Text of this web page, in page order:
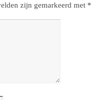
zijn gemarkeerd met *